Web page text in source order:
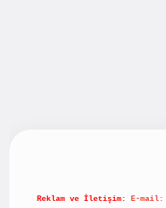
Reklam ve İletişim: E-mail: